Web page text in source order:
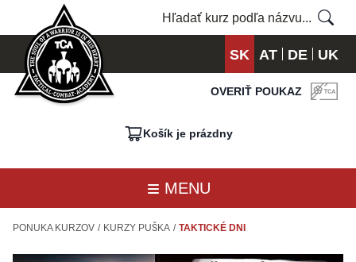
SK AT DE UK
OVERIŤ POUKAZ
Košík je prázdny
MENU
PONUKA KURZOV / KURZY PUŠKA / TAKTICKÉ DNI